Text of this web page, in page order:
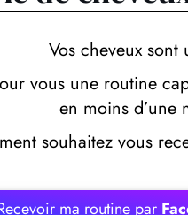
Vos cheveux sont
vous une routine
en moins d’une
souhaitez vous
ma routine par